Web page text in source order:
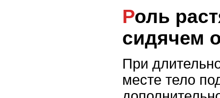
Роль растяжки при
сидячем
При
месте тело